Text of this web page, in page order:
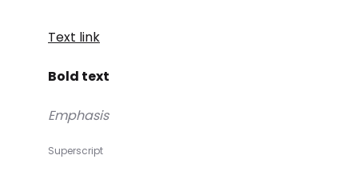
Text link
Bold text
Emphasis
Superscript